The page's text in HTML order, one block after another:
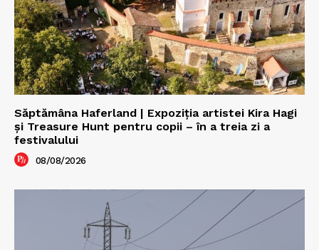
Săptămâna Haferland | Expoziţia artistei Kira Hagi
şi Treasure Hunt pentru copii – în a treia zi a
festivalului
08/08/2026